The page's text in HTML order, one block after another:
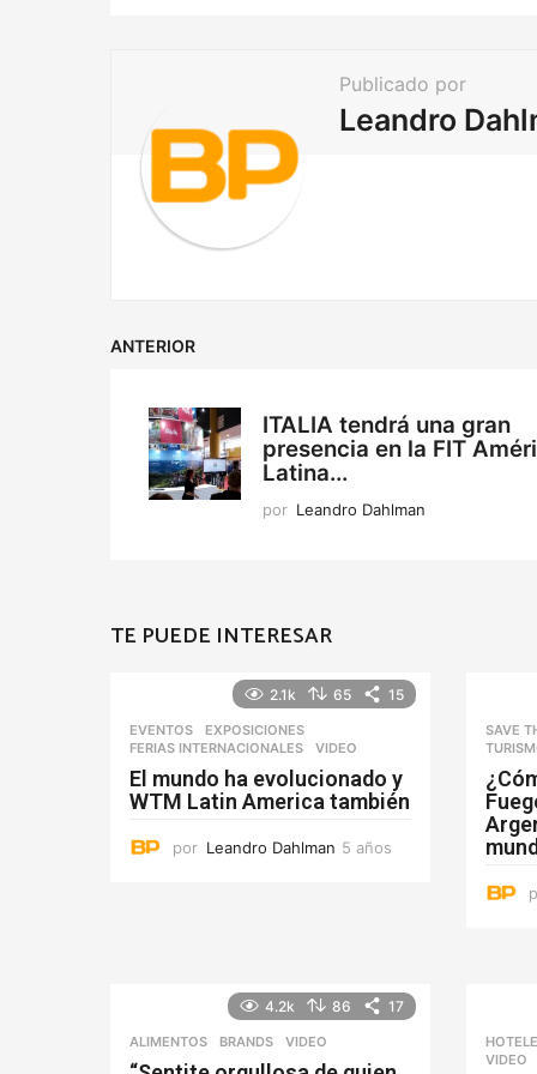
n
Publicado por
Leandro
ANTERIOR
ITALIA tendrá una gran
presencia en la FIT
Latina...
por Leandro Dahlman
TE PUEDE INTERESAR
2.1k 65 15
EVENTOS ,EXPOSICIONES
FERIAS INTERNACIONALES
VIDEO
El mundo ha evolucionado y
WTM Latin America también
por Leandro Dahlman 5 años
SAVE
4.2k 86 17
ALIMENTOS ,BRANDS VIDEO
VIDEO